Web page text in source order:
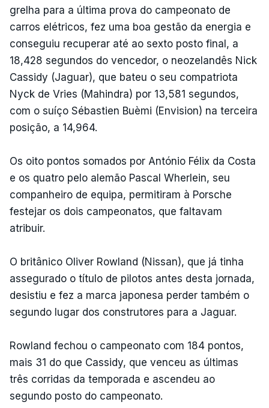
grelha para a última prova do campeonato de
carros elétricos, fez uma boa gestão da energia e
conseguiu recuperar até ao sexto posto final, a
18,428 segundos do vencedor, o neozelandês Nick
Cassidy (Jaguar), que bateu o seu compatriota
Nyck de Vries (Mahindra) por 13,581 segundos,
com o suíço Sébastien Buèmi (Envision) na terceira
posição, a 14,964.
Os oito pontos somados por António Félix da Costa
e os quatro pelo alemão Pascal Wherlein, seu
companheiro de equipa, permitiram à Porsche
festejar os dois campeonatos, que faltavam
atribuir.
O britânico Oliver Rowland (Nissan), que já tinha
assegurado o título de pilotos antes desta jornada,
desistiu e fez a marca japonesa perder também o
segundo lugar dos construtores para a Jaguar.
Rowland fechou o campeonato com 184 pontos,
mais 31 do que Cassidy, que venceu as últimas
três corridas da temporada e ascendeu ao
segundo posto do campeonato.